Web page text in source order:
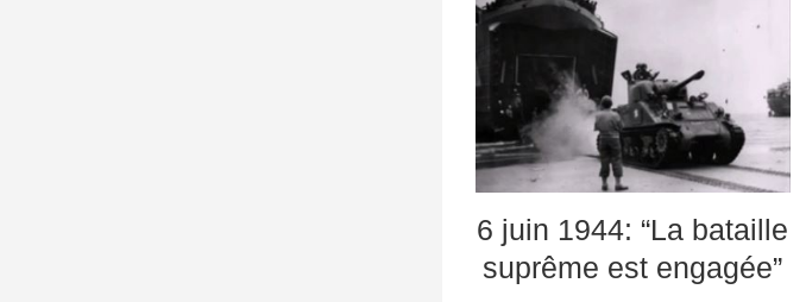
6 juin 1944: “La bataille
suprême est engagée”